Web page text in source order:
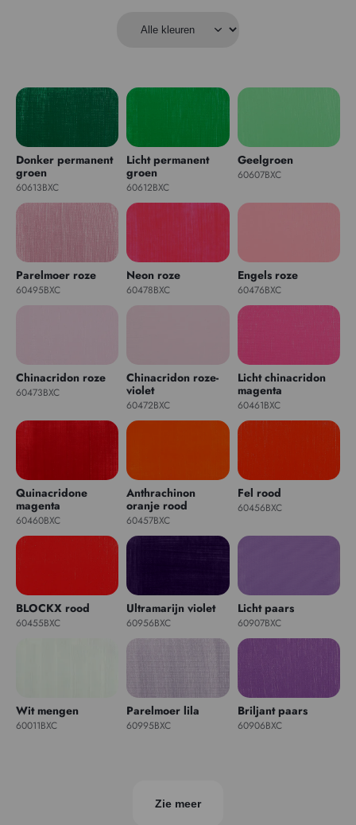
Donker permanent
groen
60613BXC
Licht permanent
groen
60612BXC
Geelgroen
60607BXC
Parelmoer roze
60495BXC
Neon roze
60478BXC
Engels roze
60476BXC
Chinacridon roze
60473BXC
Chinacridon roze-
violet
60472BXC
Licht chinacridon
magenta
60461BXC
Quinacridone
magenta
60460BXC
Anthrachinon
oranje rood
60457BXC
Fel rood
60456BXC
BLOCKX rood
60455BXC
Ultramarijn violet
60956BXC
Licht paars
60907BXC
Wit mengen
60011BXC
Parelmoer lila
60995BXC
Briljant paars
60906BXC
Zie meer